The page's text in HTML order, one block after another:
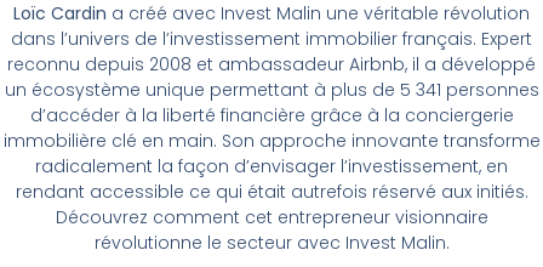
Loïc Cardin a créé avec Invest Malin une véritable révolution
dans l’univers de l’investissement immobilier français. Expert
reconnu depuis 2008 et ambassadeur Airbnb, il a développé
un écosystème unique permettant à plus de 5 341 personnes
d’accéder à la liberté financière grâce à la conciergerie
immobilière clé en main. Son approche innovante transforme
radicalement la façon d’envisager l’investissement, en
rendant accessible ce qui était autrefois réservé aux initiés.
Découvrez comment cet entrepreneur visionnaire
révolutionne le secteur avec Invest Malin.